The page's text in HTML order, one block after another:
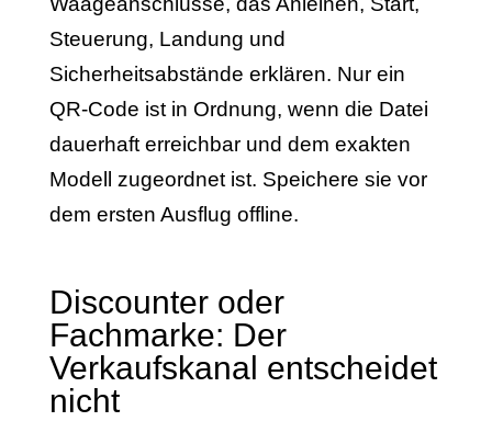
Steuerung, Landung und
Sicherheitsabstände erklären. Nur ein
QR-Code ist in Ordnung, wenn die Datei
dauerhaft erreichbar und dem exakten
Modell zugeordnet ist. Speichere sie vor
dem ersten Ausflug offline.
Discounter oder
Fachmarke: Der
Verkaufskanal entscheidet
nicht